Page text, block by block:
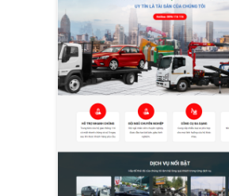
XEM THỬ